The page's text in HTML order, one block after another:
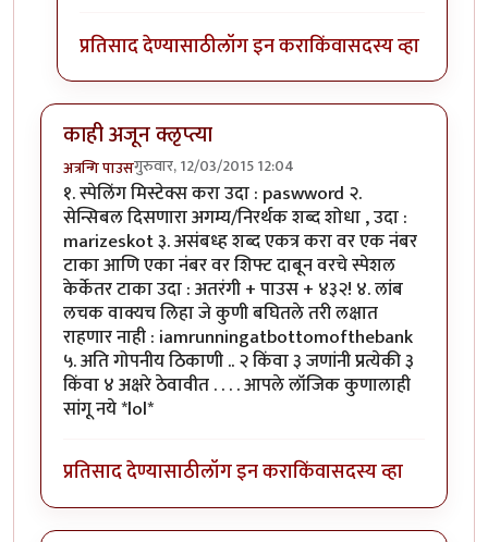
प्रतिसाद देण्यासाठीलॉग इन कराकिंवासदस्य व्हा
काही अजून क्लृप्त्या
अत्रन्गि पाउसगुरुवार, 12/03/2015 12:04
१. स्पेलिंग मिस्टेक्स करा उदा : paswword २.
सेन्सिबल दिसणारा अगम्य/निरर्थक शब्द शोधा , उदा :
marizeskot ३. असंबध्ह शब्द एकत्र करा वर एक नंबर
टाका आणि एका नंबर वर शिफ्ट दाबून वरचे स्पेशल
केर्केतर टाका उदा : अतरंगी + पाउस + ४३२! ४. लांब
लचक वाक्यच लिहा जे कुणी बघितले तरी लक्षात
राहणार नाही : iamrunningatbottomofthebank
५. अति गोपनीय ठिकाणी .. २ किंवा ३ जणांनी प्रत्येकी ३
किंवा ४ अक्षरे ठेवावीत . . . . आपले लॉजिक कुणालाही
सांगू नये *lol*
प्रतिसाद देण्यासाठीलॉग इन कराकिंवासदस्य व्हा